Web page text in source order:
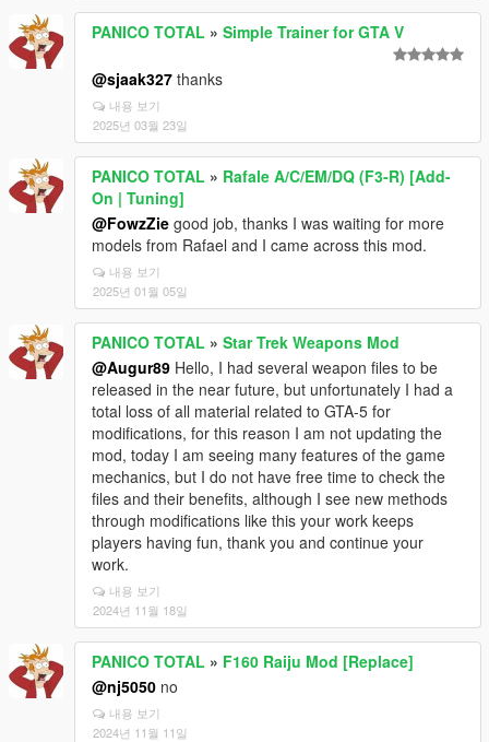
PANICO TOTAL » Simple Trainer for GTA V
@sjaak327 thanks
내용 보기
2025년 03월 23일
PANICO TOTAL » Rafale A/C/EM/DQ (F3-R) [Add-
On | Tuning]
@FowzZie good job, thanks I was waiting for more
models from Rafael and I came across this mod.
내용 보기
2025년 01월 05일
PANICO TOTAL » Star Trek Weapons Mod
@Augur89 Hello, I had several weapon files to be
released in the near future, but unfortunately I had a
total loss of all material related to GTA-5 for
modifications, for this reason I am not updating the
mod, today I am seeing many features of the game
mechanics, but I do not have free time to check the
files and their benefits, although I see new methods
through modifications like this your work keeps
players having fun, thank you and continue your
work.
내용 보기
2024년 11월 18일
PANICO TOTAL » F160 Raiju Mod [Replace]
@nj5050 no
내용 보기
2024년 11월 11일